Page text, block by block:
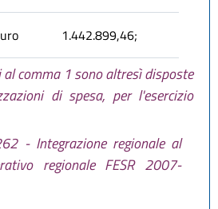
1.442.899,46;
comma 1 sono altresì disposte
di spesa, per l'esercizio
- Integrazione regionale al
regionale FESR 2007-